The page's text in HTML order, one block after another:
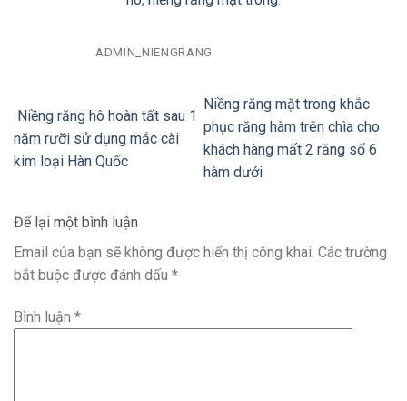
ADMIN_NIENGRANG
Niềng răng hô hoàn tất sau 1
năm rưỡi sử dụng mắc cài
kim loại Hàn Quốc
Niềng răng mặt trong khắc
phục răng hàm trên chìa cho
khách hàng mất 2 răng số 6
hàm dưới
Để lại một bình luận
Email của bạn sẽ không được hiển thị công khai. Các trường
bắt buộc được đánh dấu *
Bình luận *